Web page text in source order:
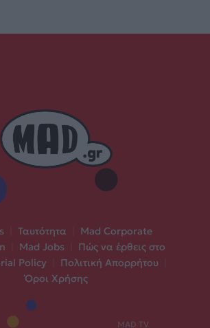
Ταυτότητα
Mad Corporate
Mad Jobs
Πώς να έρθεις στο
Policy Πολιτική Απορρήτου
Όροι Χρήσης
MAD TV